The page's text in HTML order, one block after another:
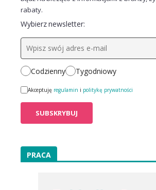
rabaty.
Wybierz newsletter:
Codzienny Tygodniowy
Akceptuję regulamin i politykę prywatności
PRACA